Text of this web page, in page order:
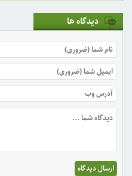
دیدگاه ها